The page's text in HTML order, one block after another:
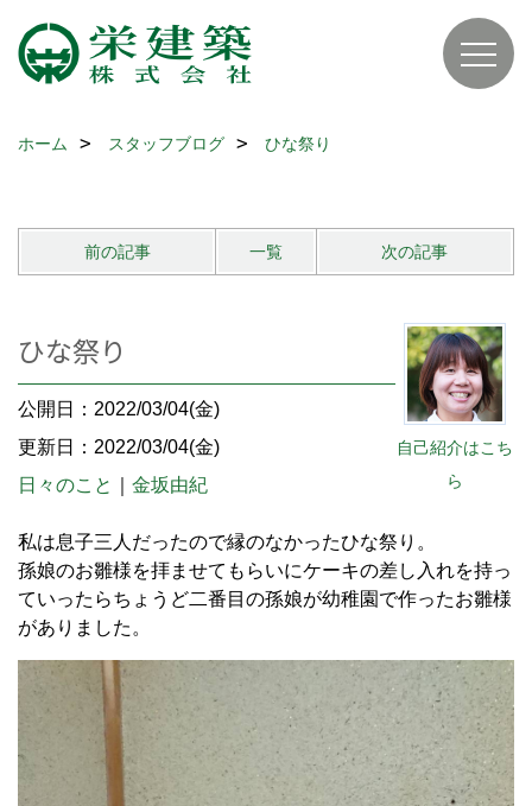
ホーム スタッフブログ ひな祭り
前の記事 一覧 次の記事
自己紹介はこち
ら
ひな祭り
公開日：2022/03/04(金)
更新日：2022/03/04(金)
日々のこと
金坂由紀
私は息子三人だったので縁のなかったひな祭り。
孫娘のお雛様を拝ませてもらいにケーキの差し入れを持っ
ていったらちょうど二番目の孫娘が幼稚園で作ったお雛様
がありました。